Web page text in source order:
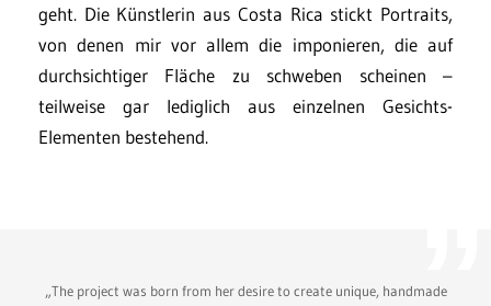
geht. Die Künstlerin aus Costa Rica stickt Portraits,
von denen mir vor allem die imponieren, die auf
durchsichtiger Fläche zu schweben scheinen –
teilweise gar lediglich aus einzelnen Gesichts-
Elementen bestehend.
„The project was born from her desire to create unique, handmade